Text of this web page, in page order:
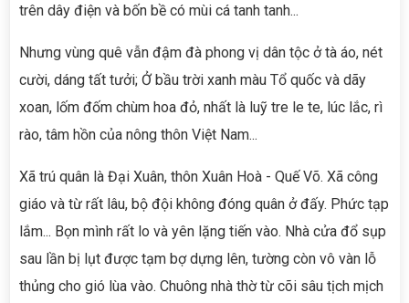
trên dây điện và bốn bề có mùi cá tanh tanh...
Nhưng vùng quê vẫn đậm đà phong vị dân tộc ở tà áo, nét
cười, dáng tất tưởi; Ở bầu trời xanh màu Tổ quốc và dãy
xoan, lốm đốm chùm hoa đỏ, nhất là luỹ tre le te, lúc lắc, rì
rào, tâm hồn của nông thôn Việt Nam...
Xã trú quân là Đại Xuân, thôn Xuân Hoà - Quế Võ. Xã công
giáo và từ rất lâu, bộ đội không đóng quân ở đấy. Phức tạp
lắm... Bọn mình rất lo và yên lặng tiến vào. Nhà cửa đổ sụp
sau lần bị lụt được tạm bợ dựng lên, tường còn vô vàn lỗ
thủng cho gió lùa vào. Chuông nhà thờ từ cõi sâu tịch mịch